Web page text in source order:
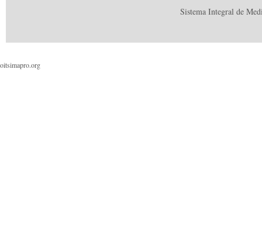
Sistema Integral de
oitsimapro.org